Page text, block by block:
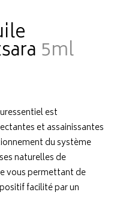
5ml
est
et assainissantes
du système
naturelles de
vous permettant de
facilité par un